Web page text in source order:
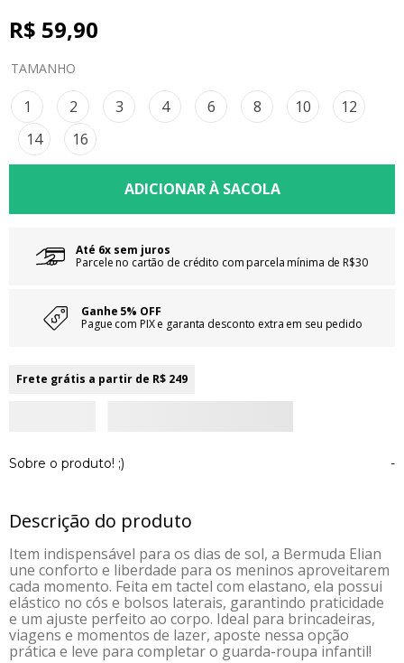
R$ 59,90
TAMANHO
1 2 3 4 6 8 10
12
14
16
Até 6x sem juros
Parcele no cartão de crédito com parcela mínima de R$30
Ganhe 5% OFF
Pague com PIX e garanta desconto extra em seu pedido
Frete grátis a partir de R$ 249
Sobre o produto! ;) -
Descrição do produto
Item indispensável para os dias de sol, a Bermuda Elian
une conforto e liberdade para os meninos aproveitarem
cada momento. Feita em tactel com elastano, ela possui
elástico no cós e bolsos laterais, garantindo praticidade
e um ajuste perfeito ao corpo. Ideal para brincadeiras,
viagens e momentos de lazer, aposte nessa opção
prática e leve para completar o guarda-roupa infantil!
9º
vestidos